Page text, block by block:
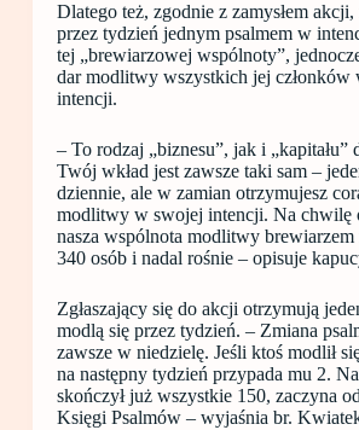
Dlatego też, zgodnie z zamysłem
przez tydzień jednym psalmem w
tej „brewiarzowej wspólnoty”,
dar modlitwy wszystkich jej członków
intencji.
– To rodzaj „biznesu”, jak i „kapitału”
Twój wkład jest zawsze taki sam –
dziennie, ale w zamian otrzymujesz
modlitwy w swojej intencji. Na chwilę
nasza wspólnota modlitwy
340 osób i nadal rośnie – opisuje
Zgłaszający się do akcji otrzymują
modlą się przez tydzień. – Zmiana
zawsze w niedzielę. Jeśli ktoś modlił
na następny tydzień przypada mu 2.
skończył już wszystkie 150, zaczyna
Księgi Psalmów – wyjaśnia br.